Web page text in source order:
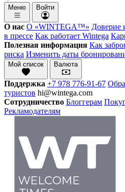
Меню Войти
О нас О «WINTEGA™» Доверие
в прессе Как работает Wintega
Полезная информация Как
риска Изменить даты
Мой список Валюта
Поддержка +7 978 776-91-67
туристов hi@wintega.com
Сотрудничество Блоггерам
Рекламодателям